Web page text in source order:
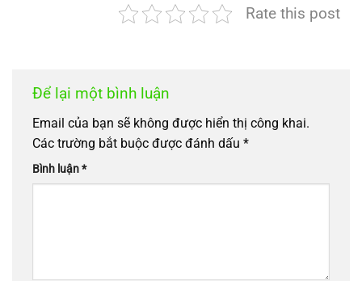
Rate this post
Để lại một bình luận
Email của bạn sẽ không được hiển thị công khai.
Các trường bắt buộc được đánh dấu *
Bình luận*